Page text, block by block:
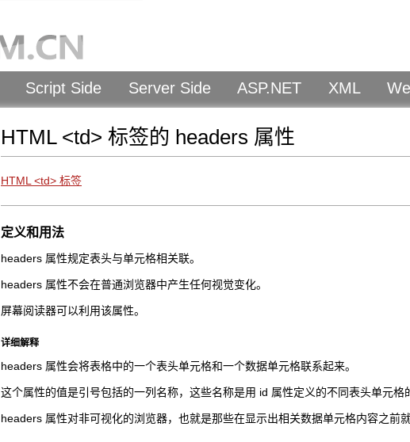
Script Side Server Side ASP.NET XML
HTML <td> 标签的 headers 属性
HTML <td> 标签
定义和用法
headers 属性规定表头与单元格相关联。
headers 属性不会在普通浏览器中产生任何视觉变化。
屏幕阅读器可以利用该属性。
详细解释
headers 属性会将表格中的一个表头单元格和一个数据单元格联系起来。
这个属性的值是引号包括的一列名称，这些名称是用 id 属性定义的不同表头单元格
headers 属性对非可视化的浏览器，也就是那些在显示出相关数据单元格内容之前